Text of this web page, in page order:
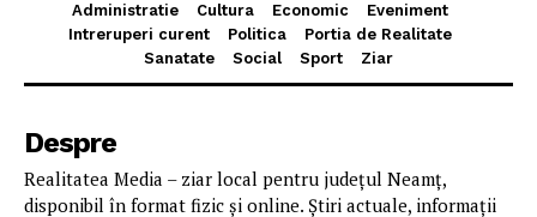
Administratie Cultura Economic
Eveniment
Intreruperi curent
Politica
Portia de Realitate
Sanatate
Social Sport Ziar
Despre
Realitatea Media – ziar local pentru județul Neamț,
disponibil în format fizic și online. Știri actuale, informații